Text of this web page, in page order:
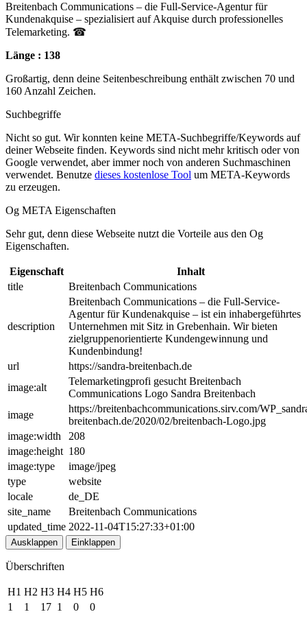
Breitenbach Communications – die Full-Service-Agentur für
Kundenakquise – spezialisiert auf Akquise durch professionelles
Telemarketing. ☎
Länge : 138
Großartig, denn deine Seitenbeschreibung enthält zwischen 70 und
160 Anzahl Zeichen.
Suchbegriffe
Nicht so gut. Wir konnten keine META-Suchbegriffe/Keywords auf
deiner Webseite finden. Keywords sind nicht mehr kritisch oder von
Google verwendet, aber immer noch von anderen Suchmaschinen
verwendet. Benutze dieses kostenlose Tool um META-Keywords
zu erzeugen.
Og META Eigenschaften
Sehr gut, denn diese Webseite nutzt die Vorteile aus den Og
Eigenschaften.
Eigenschaft
Inhalt
title
Breitenbach Communications
description
Breitenbach Communications – die Full-Service-
Agentur für Kundenakquise – ist ein inhabergeführtes
Unternehmen mit Sitz in Grebenhain. Wir bieten
zielgruppenorientierte Kundengewinnung und
Kundenbindung!
url
https://sandra-breitenbach.de
image:alt
Telemarketingprofi gesucht Breitenbach
Communications Logo Sandra Breitenbach
image
https://breitenbachcommunications.sirv.com/
breitenbach.de/2020/02/breitenbach-Logo.jpg
image:width
208
image:height 180
image:type
image/jpeg
type
website
locale
de_DE
site_name
Breitenbach Communications
updated_time 2022-11-04T15:27:33+01:00
Ausklappen Einklappen
Überschriften
H1 H2 H3 H4 H5 H6
1
1 17 1 0 0